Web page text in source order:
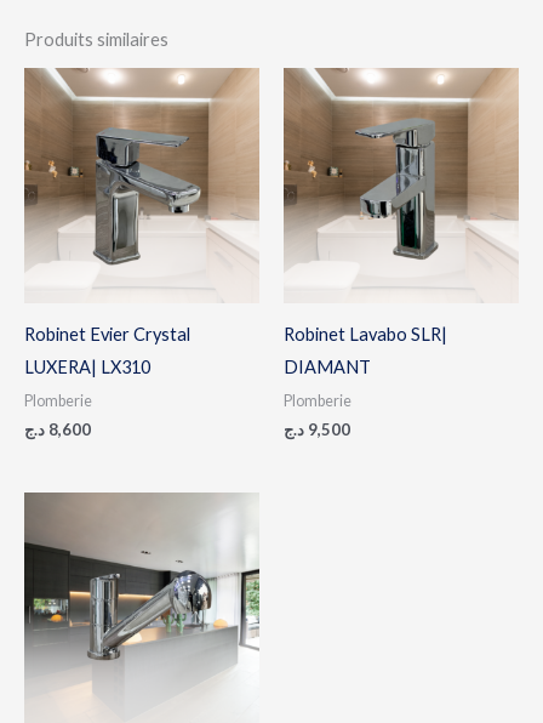
Produits similaires
Robinet Evier Crystal
LUXERA| LX310
Plomberie
8,600 د.ج
Robinet Lavabo SLR|
DIAMANT
Plomberie
9,500 د.ج